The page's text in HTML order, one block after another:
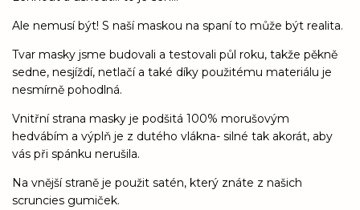
Ale nemusí být! S naší maskou na spaní to může být realita.
Tvar masky jsme budovali a testovali půl roku, takže pěkně
sedne, nesjíždí, netlačí a také díky použitému materiálu je
nesmírně pohodlná.
Vnitřní strana masky je podšitá 100% morušovým
hedvábím a výplň je z dutého vlákna- silné tak akorát, aby
vás při spánku nerušila.
Na vnější straně je použit satén, který znáte z našich
scruncies gumiček.